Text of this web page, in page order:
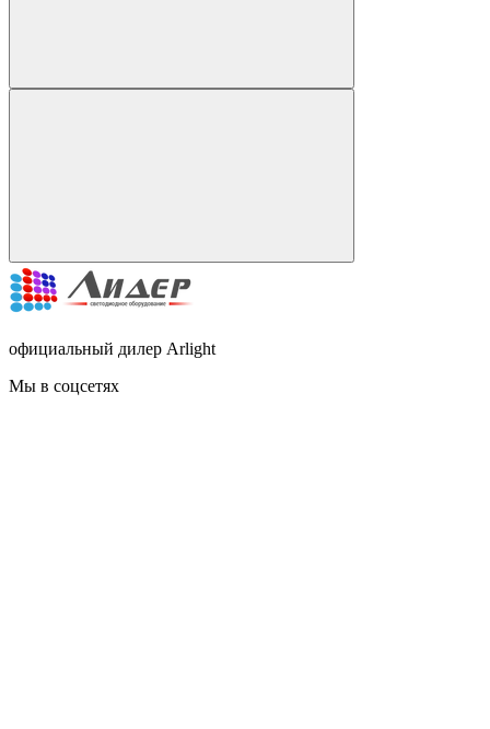
официальный дилер Arlight
Мы в соцсетях